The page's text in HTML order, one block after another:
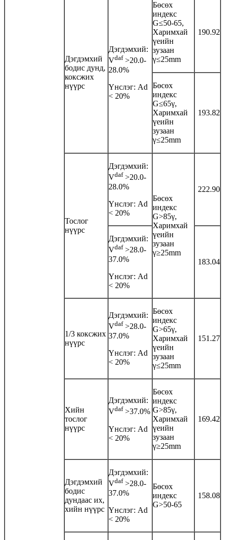
Дэгдэмхий
бодис дунд,
коксжих
нүүрс
Дэгдэмхий:
Vdaf >20.0-
28.0%
Үнслэг: Аd
< 20%
Бөсөх
индекс
G≤50-65,
Харимхай
үеийн
зузаан
γ≤25mm
190.92
Бөсөх
индекс
G≤65γ,
Харимхай
үеийн
зузаан
γ≤25mm
193.82
Тослог
нүүрс
Дэгдэмхий:
Vdaf >20.0-
28.0%
Үнслэг: Аd
< 20%
Бөсөх
индекс
G>85γ,
Харимхай
үеийн
зузаан
γ≥25mm
222.90
Дэгдэмхий:
Vdaf >28.0-
37.0%
Үнслэг: Аd
< 20%
183.04
1/3 коксжих
нүүрс
Дэгдэмхий:
Vdaf >28.0-
37.0%
Үнслэг: Аd
< 20%
Бөсөх
индекс
G>65γ,
Харимхай
үеийн
зузаан
γ≤25mm
151.27
Хийн
тослог
нүүрс
Дэгдэмхий:
Vdaf >37.0%
Үнслэг: Аd
< 20%
Бөсөх
индекс
G>85γ,
Харимхай
үеийн
зузаан
γ≥25mm
169.42
Дэгдэмхий
бодис
дундаас их,
хийн нүүрс
Дэгдэмхий:
Vdaf >28.0-
37.0%
Үнслэг: Аd
< 20%
Бөсөх
индекс
G>50-65
158.08